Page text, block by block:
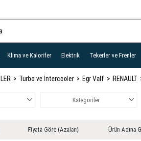
Klima ve Kalorifer Elektrik Tekerler ve Frenler
Turbo ve İntercooler Egr Valf RENAULT
Kategoriler
Fiyata Göre (Azalan) Ürün Adına